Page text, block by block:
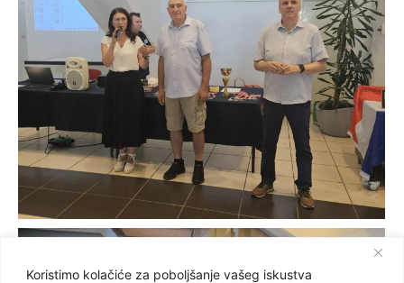
Koristimo kolačiće za poboljšanje vašeg iskustva